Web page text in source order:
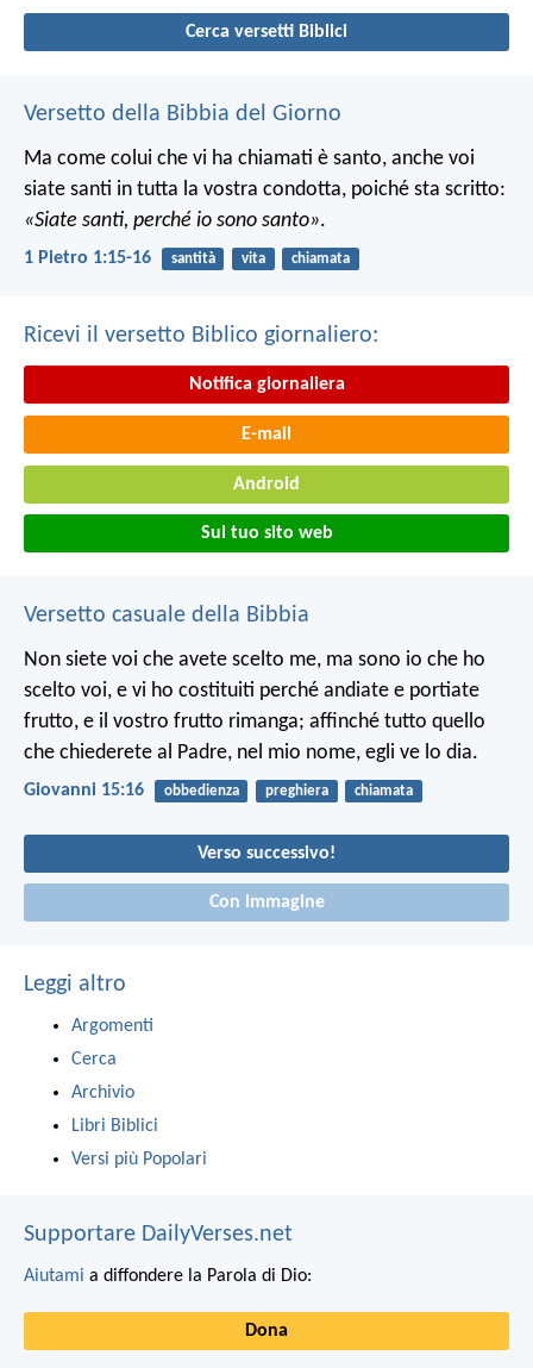
Cerca versetti Biblici
Versetto della Bibbia del Giorno
Ma come colui che vi ha chiamati è santo, anche voi
siate santi in tutta la vostra condotta, poiché sta scritto:
«Siate santi, perché io sono santo».
1 Pietro 1:15-16 santità vita chiamata
Ricevi il versetto Biblico giornaliero:
Notifica giornaliera
E-mail
Android
Sul tuo sito web
Versetto casuale della Bibbia
Non siete voi che avete scelto me, ma sono io che ho
scelto voi, e vi ho costituiti perché andiate e portiate
frutto, e il vostro frutto rimanga; affinché tutto quello
che chiederete al Padre, nel mio nome, egli ve lo dia.
Giovanni 15:16 obbedienza preghiera chiamata
Verso successivo!
Con immagine
Leggi altro
Argomenti
Cerca
Archivio
Libri Biblici
Versi più Popolari
Supportare DailyVerses.net
Aiutami a diffondere la Parola di Dio:
Dona